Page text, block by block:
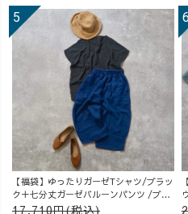
【福袋】ゆったりガーゼTシャツ/ブラッ
ク＋七分丈ガーゼバルーンパンツ /ブル
ー
17,710円(税込)